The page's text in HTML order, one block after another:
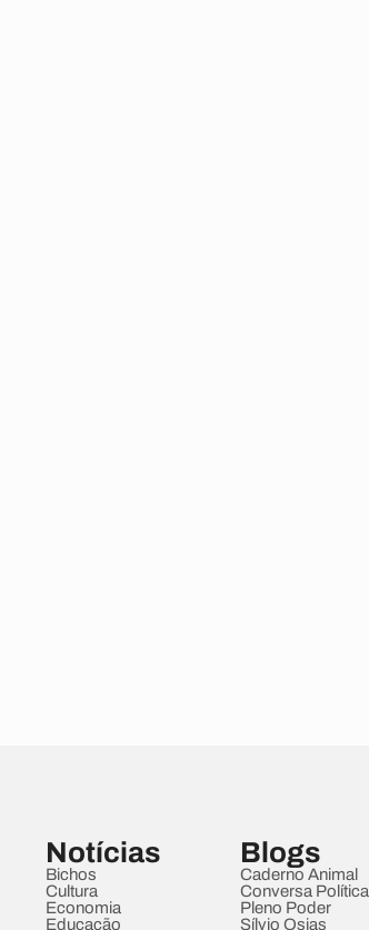
Notícias
Bichos
Cultura
Economia
Educação
Blogs
Caderno Animal
Conversa Política
Pleno Poder
Sílvio Osias